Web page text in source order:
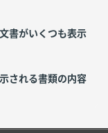
書がいくつも表示
される書類の内容